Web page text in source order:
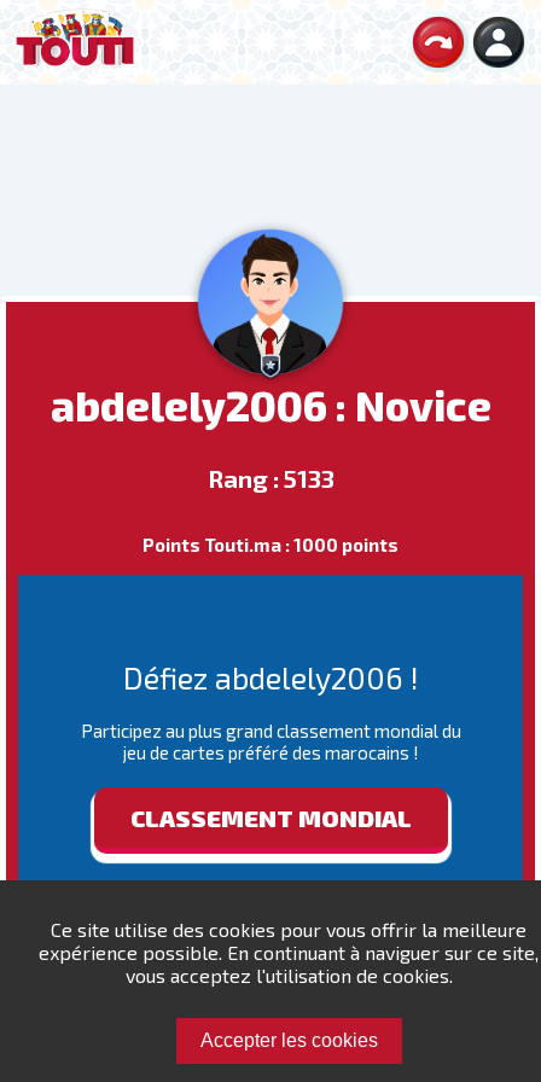
Ce site utilise des cookies pour vous offrir la meilleure
expérience possible. En continuant à naviguer sur ce site,
vous acceptez l'utilisation de cookies.
Accepter les cookies
abdelely2006 : Novice
Rang : 5133
Points Touti.ma : 1000 points
Défiez abdelely2006 !
Participez au plus grand classement mondial du
jeu de cartes préféré des marocains !
CLASSEMENT MONDIAL